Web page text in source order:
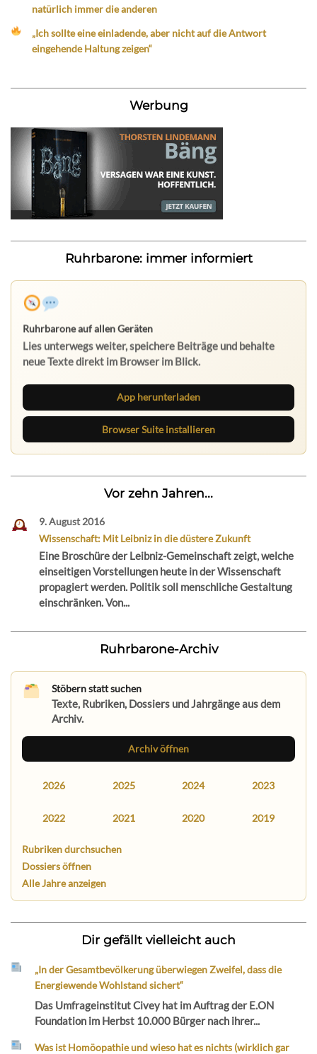
natürlich immer die anderen
„Ich sollte eine einladende, aber nicht auf die Antwort
eingehende Haltung zeigen“
Werbung
Ruhrbarone: immer informiert
Ruhrbarone auf allen Geräten
Lies unterwegs weiter, speichere Beiträge und behalte
neue Texte direkt im Browser im Blick.
App herunterladen
Browser Suite installieren
Vor zehn Jahren...
9. August 2016
Wissenschaft: Mit Leibniz in die düstere Zukunft
Eine Broschüre der Leibniz-Gemeinschaft zeigt, welche
einseitigen Vorstellungen heute in der Wissenschaft
propagiert werden. Politik soll menschliche Gestaltung
einschränken. Von...
Ruhrbarone-Archiv
Stöbern statt suchen
Texte, Rubriken, Dossiers und Jahrgänge aus dem
Archiv.
Archiv öffnen
2026 2025 2024 2023
2022 2021 2020 2019
Rubriken durchsuchen
Dossiers öffnen
Alle Jahre anzeigen
Dir gefällt vielleicht auch
„In der Gesamtbevölkerung überwiegen Zweifel, dass die
Energiewende Wohlstand sichert“
Das Umfrageinstitut Civey hat im Auftrag der E.ON
Foundation im Herbst 10.000 Bürger nach ihrer...
Was ist Homöopathie und wieso hat es nichts (wirklich gar